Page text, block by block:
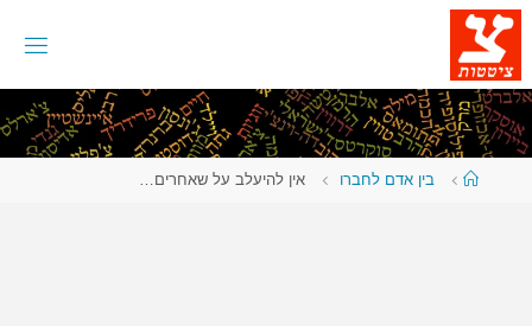
דלגו
לתוכן
עמודבין אדם לחברו אין להיעלב על שאחרים…